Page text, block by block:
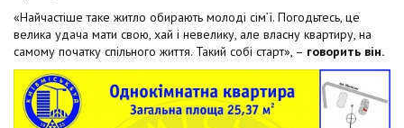
«Найчастіше таке житло обирають молоді сім’ї. Погодьтесь, це
велика удача мати свою, хай і невелику, але власну квартиру, на
самому початку спільного життя. Такий собі старт», – говорить він.